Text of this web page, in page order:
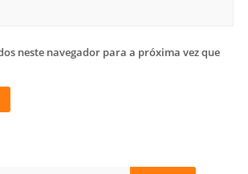
neste navegador para a próxima vez que